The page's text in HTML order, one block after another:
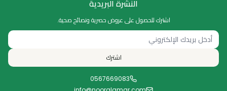
النشرة البريدية
اشترك للحصول على عروض حصرية ونصائح صحية.
اشترك
0567669083